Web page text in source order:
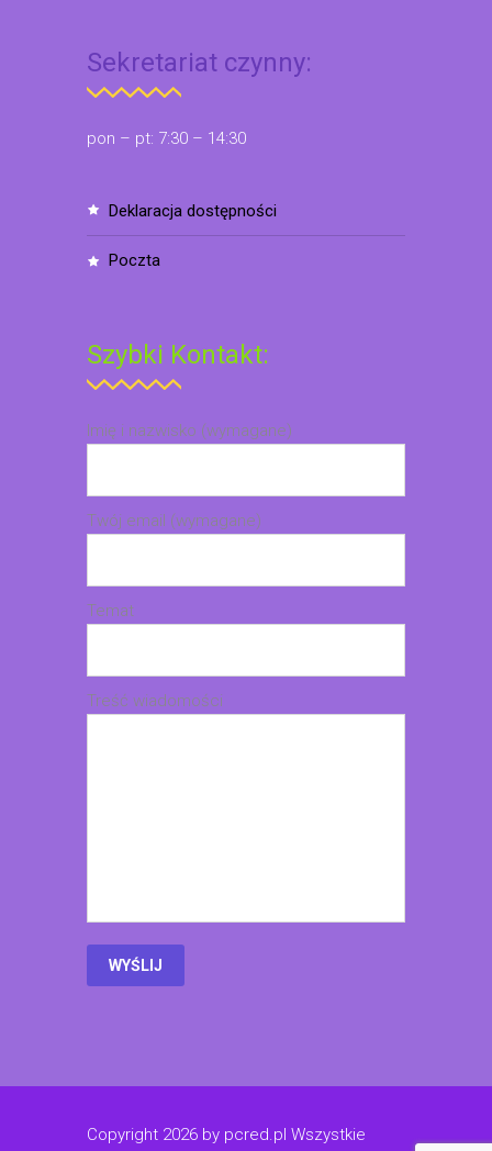
Sekretariat czynny:
pon – pt: 7:30 – 14:30
deklaracja dostępności
poczta
Szybki Kontakt:
Imię i nazwisko (wymagane)
Twój email (wymagane)
Temat
Treść wiadomości
Copyright 2026 by pcred.pl Wszystkie